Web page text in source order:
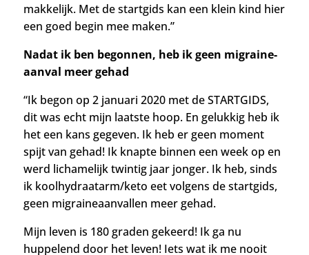
makkelijk. Met de startgids kan een klein kind hier
een goed begin mee maken.”
Nadat ik ben begonnen, heb ik geen migraine-
aanval meer gehad
“Ik begon op 2 januari 2020 met de STARTGIDS,
dit was echt mijn laatste hoop. En gelukkig heb ik
het een kans gegeven. Ik heb er geen moment
spijt van gehad! Ik knapte binnen een week op en
werd lichamelijk twintig jaar jonger. Ik heb, sinds
ik koolhydraatarm/keto eet volgens de startgids,
geen migraineaanvallen meer gehad.
Mijn leven is 180 graden gekeerd! Ik ga nu
huppelend door het leven! Iets wat ik me nooit